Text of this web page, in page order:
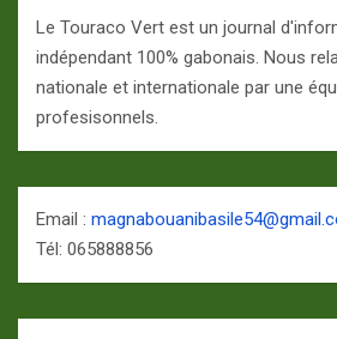
Le Touraco Vert est un journal
indépendant 100% gabonais. Nous
nationale et internationale par une
profesisonnels.
Email :
Tél: 065888856